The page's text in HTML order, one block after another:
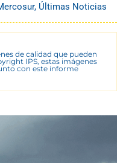
, Últimas Noticias
de calidad que pueden
IPS, estas imágenes
con este informe